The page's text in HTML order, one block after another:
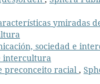
ymiradas
sociedad e
intercultura
preconceito racial ,